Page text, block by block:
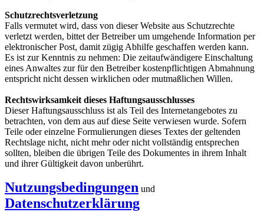
Schutzrechtsverletzung
Falls vermutet wird, dass von dieser Website aus Schutzrechte
verletzt werden, bittet der Betreiber um umgehende Information per
elektronischer Post, damit zügig Abhilfe geschaffen werden kann.
Es ist zur Kenntnis zu nehmen: Die zeitaufwändigere Einschaltung
eines Anwaltes zur für den Betreiber kostenpflichtigen Abmahnung
entspricht nicht dessen wirklichen oder mutmaßlichen Willen.
Rechtswirksamkeit dieses Haftungsausschlusses
Dieser Haftungsausschluss ist als Teil des Internetangebotes zu
betrachten, von dem aus auf diese Seite verwiesen wurde. Sofern
Teile oder einzelne Formulierungen dieses Textes der geltenden
Rechtslage nicht, nicht mehr oder nicht vollständig entsprechen
sollten, bleiben die übrigen Teile des Dokumentes in ihrem Inhalt
und ihrer Gültigkeit davon unberührt.
Nutzungsbedingungen und
Datenschutzerklärung